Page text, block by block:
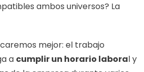
ambos universos? La
mejor: el trabajo
a cumplir un horario laboral y